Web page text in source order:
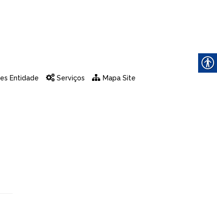
Entidade Serviços Mapa Site